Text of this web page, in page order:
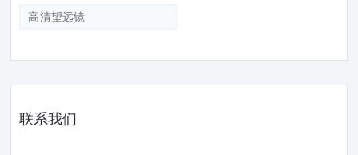
高清望远镜
联系我们